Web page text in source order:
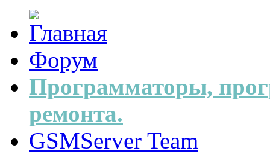
Форум
Программаторы,
ремонта.
GSMServer Team